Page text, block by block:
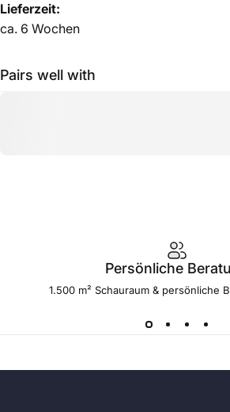
Lieferzeit:
ca. 6 Wochen
Pairs well with
Persönliche
1.500 m² Schauraum & persönliche